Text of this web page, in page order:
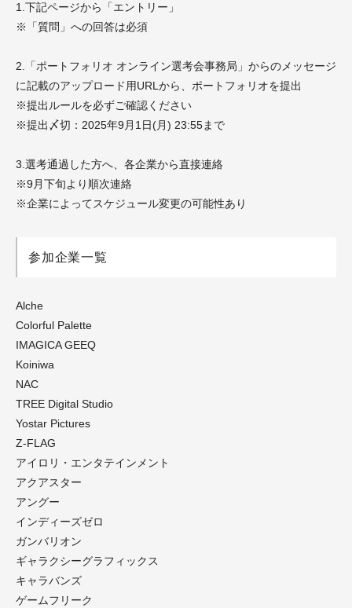
1.下記ページから「エントリー」
※「質問」への回答は必須
2.「ポートフォリオ オンライン選考会事務局」からのメッセージ
に記載のアップロード用URLから、ポートフォリオを提出
※提出ルールを必ずご確認ください
※提出〆切：2025年9月1日(月) 23:55まで
3.選考通過した方へ、各企業から直接連絡
※9月下旬より順次連絡
※企業によってスケジュール変更の可能性あり
参加企業一覧
Alche
Colorful Palette
IMAGICA GEEQ
Koiniwa
NAC
TREE Digital Studio
Yostar Pictures
Z-FLAG
アイロリ・エンタテインメント
アクアスター
アングー
インディーズゼロ
ガンバリオン
ギャラクシーグラフィックス
キャラバンズ
ゲームフリーク